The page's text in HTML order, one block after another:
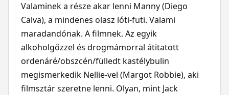
Valaminek a része akar lenni Manny (Diego
Calva), a mindenes olasz lóti-futi. Valami
maradandónak. A filmnek. Az egyik
alkoholgőzzel és drogmámorral átitatott
ordenáré/obszcén/fülledt kastélybulin
megismerkedik Nellie-vel (Margot Robbie), aki
filmsztár szeretne lenni. Olyan, mint Jack